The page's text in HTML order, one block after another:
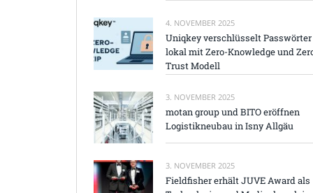
4. NOVEMBER 2025
Uniqkey verschlüsselt Passwörter
lokal mit Zero-Knowledge und
Trust Modell
3. NOVEMBER 2025
motan group und BITO eröffnen
Logistikneubau in Isny Allgäu
3. NOVEMBER 2025
Fieldfisher erhält JUVE Award als